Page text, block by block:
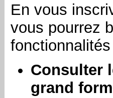
En vous
vous pourrez
Consulter
grand